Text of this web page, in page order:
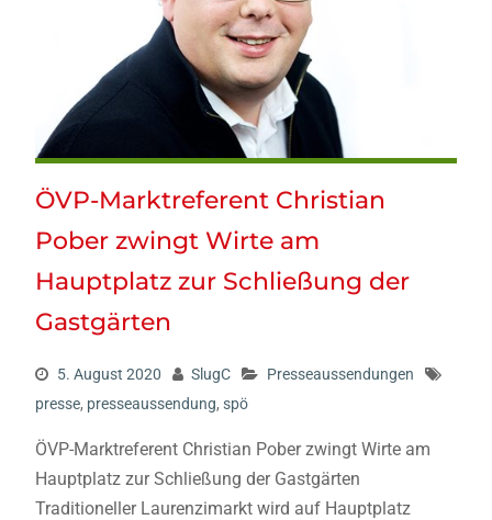
ÖVP-Marktreferent Christian
Pober zwingt Wirte am
Hauptplatz zur Schließung der
Gastgärten
5. August 2020 SlugC
Presseaussendungen
presse, presseaussendung, spö
ÖVP-Marktreferent Christian Pober zwingt Wirte am
Hauptplatz zur Schließung der Gastgärten
Traditioneller Laurenzimarkt wird auf Hauptplatz